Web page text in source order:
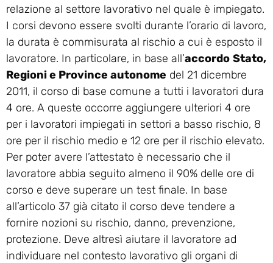
relazione al settore lavorativo nel quale è impiegato.
I corsi devono essere svolti durante l’orario di lavoro,
la durata è commisurata al rischio a cui è esposto il
lavoratore. In particolare, in base all’accordo Stato,
Regioni e Province autonome del 21 dicembre
2011, il corso di base comune a tutti i lavoratori dura
4 ore. A queste occorre aggiungere ulteriori 4 ore
per i lavoratori impiegati in settori a basso rischio, 8
ore per il rischio medio e 12 ore per il rischio elevato.
Per poter avere l’attestato è necessario che il
lavoratore abbia seguito almeno il 90% delle ore di
corso e deve superare un test finale. In base
all’articolo 37 già citato il corso deve tendere a
fornire nozioni su rischio, danno, prevenzione,
protezione. Deve altresì aiutare il lavoratore ad
individuare nel contesto lavorativo gli organi di